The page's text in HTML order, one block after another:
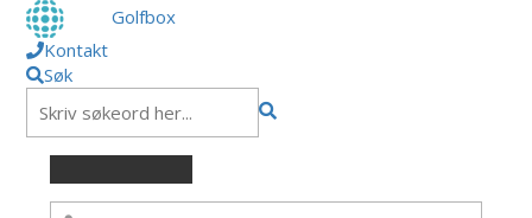
Golfbox
Kontakt
Søk